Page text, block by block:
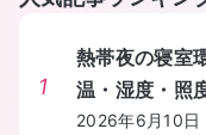
1
熱帯夜の寝室
温・湿度・照
リストを教え
2026年6月10日